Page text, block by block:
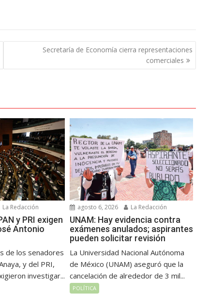
Secretaría de Economía cierra representaciones
comerciales
La Redacción
y PRI exigen
Antonio
de los senadores
y del PRI,
investigar...
agosto 6, 2026 La Redacción
UNAM: Hay evidencia contra
exámenes anulados; aspirantes
pueden solicitar revisión
La Universidad Nacional Autónoma
de México (UNAM) aseguró que la
cancelación de alrededor de 3 mil...
POLÍTICA